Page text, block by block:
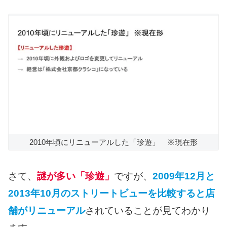
2010年頃にリニューアルした「珍遊」 ※現在形
さて、 謎が多い「珍遊」 ですが、 2009年12月と
2013年10月のストリートビューを比較すると店
舗がリニューアルされていることが見てわかり